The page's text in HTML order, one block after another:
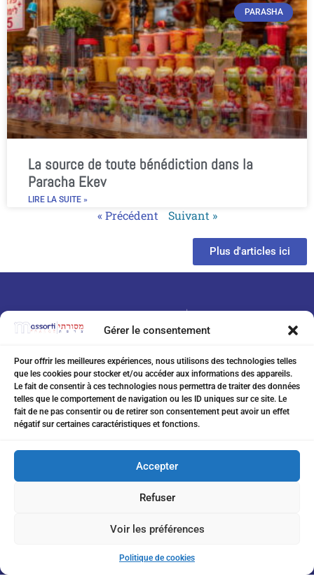
Gérer le consentement
Pour offrir les meilleures expériences, nous utilisons des technologies telles
que les cookies pour stocker et/ou accéder aux informations des appareils.
Le fait de consentir à ces technologies nous permettra de traiter des données
telles que le comportement de navigation ou les ID uniques sur ce site. Le
fait de ne pas consentir ou de retirer son consentement peut avoir un effet
négatif sur certaines caractéristiques et fonctions.
Accepter
Refuser
Voir les préférences
Politique de cookies
PARASHA
La source de toute bénédiction dans la
Paracha Ekev
LIRE LA SUITE »
« Précédent Suivant »
Plus d'articles ici
07 75 76 20 97
eitanchikli@gmail.com
17 av Shakespeare 06000 Nice